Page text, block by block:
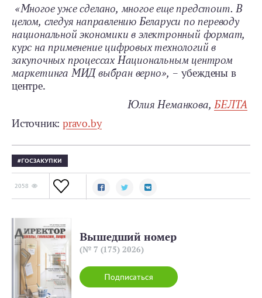
«Многое уже сделано, многое еще предстоит. В
целом, следуя направлению Беларуси по переводу
национальной экономики в электронный формат,
курс на применение цифровых технологий в
закупочных процессах Национальным центром
маркетинга МИД выбран верно», – убеждены в
центре.
Юлия Неманкова, БЕЛТА
Источник:pravo.by
ГОСЗАКУПКИ
2058
Подписаться
Вышедший номер
(№ 7 (175) 2026)